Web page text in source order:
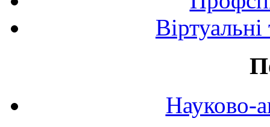
Науково-